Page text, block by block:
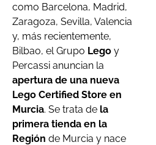
como Barcelona, Madrid,
Zaragoza, Sevilla, Valencia
y, más recientemente,
Bilbao, el Grupo Lego y
Percassi anuncian la
apertura de una nueva
Lego Certified Store en
Murcia. Se trata de la
primera tienda en la
Región de Murcia y nace